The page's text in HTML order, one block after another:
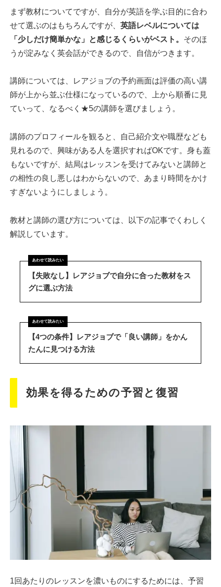
まず教材についてですが、自分が英語を学ぶ目的に合わ
せて選ぶのはもちろんですが、 英語レベルについては
「少しだけ簡単かな」と感じるくらいがベスト。 そのほ
うが淀みなく英会話ができるので、自信がつきます。
講師については、レアジョブの予約画面は評価の高い講
師が上から並ぶ仕様になっているので、上から順番に見
ていって、なるべく★5の講師を選びましょう。
講師のプロフィールを観ると、自己紹介文や職歴なども
見れるので、興味がある人を選択すればOKです。身も蓋
もないですが、結局はレッスンを受けてみないと講師と
の相性の良し悪しはわからないので、あまり時間をかけ
すぎないようにしましょう。
教材と講師の選び方については、以下の記事でくわしく
解説しています。
【失敗なし】レアジョブで自分に合った教材をス
グに選ぶ方法
【4つの条件】レアジョブで「良い講師」をかん
たんに見つける方法
効果を得るための予習と復習
1回あたりのレッスンを濃いものにするためには、予習